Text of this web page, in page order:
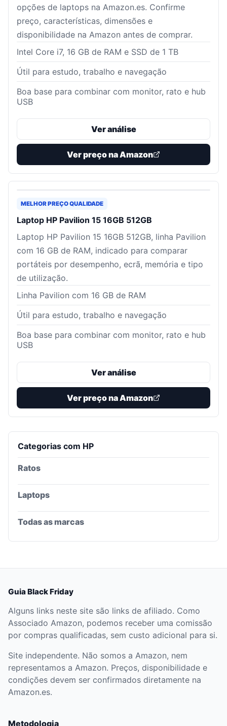
opções de laptops na Amazon.es. Confirme
preço, características, dimensões e
disponibilidade na Amazon antes de comprar.
Intel Core i7, 16 GB de RAM e SSD de 1 TB
Útil para estudo, trabalho e navegação
Boa base para combinar com monitor, rato e hub
USB
Ver análise
Ver preço na Amazon
MELHOR PREÇO QUALIDADE
Laptop HP Pavilion 15 16GB 512GB
Laptop HP Pavilion 15 16GB 512GB, linha Pavilion
com 16 GB de RAM, indicado para comparar
portáteis por desempenho, ecrã, memória e tipo
de utilização.
Linha Pavilion com 16 GB de RAM
Útil para estudo, trabalho e navegação
Boa base para combinar com monitor, rato e hub
USB
Ver análise
Ver preço na Amazon
Categorias com HP
Ratos
Laptops
Todas as marcas
Guia Black Friday
Alguns links neste site são links de afiliado. Como
Associado Amazon, podemos receber uma comissão
por compras qualificadas, sem custo adicional para si.
Site independente. Não somos a Amazon, nem
representamos a Amazon. Preços, disponibilidade e
condições devem ser confirmados diretamente na
Amazon.es.
Metodologia